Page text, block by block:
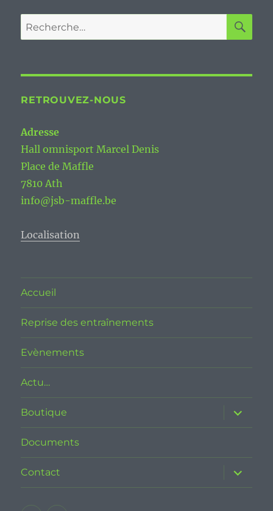
Recherche
pour :
RETROUVEZ-NOUS
Adresse
Hall omnisport Marcel Denis
Place de Maffle
7810 Ath
info@jsb-maffle.be
Localisation
Accueil
Reprise des entraînements
Evènements
Actu…
Boutique
ouvrir
le
sous-
Documents
Contact
ouvrir
le
sous-